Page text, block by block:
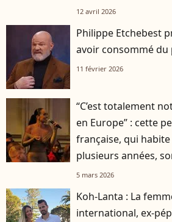
12 avril 2026
Philippe Etchebest
avoir consommé du
11 février 2026
“C’est totalement
en Europe” : cette
française, qui
plusieurs années,
5 mars 2026
Koh-Lanta : La
international, ex-